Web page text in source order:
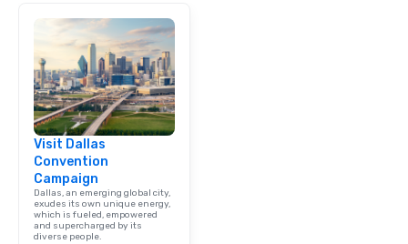
Visit Dallas
Convention
Campaign
Dallas, an emerging global city,
exudes its own unique energy,
which is fueled, empowered
and supercharged by its
diverse people.